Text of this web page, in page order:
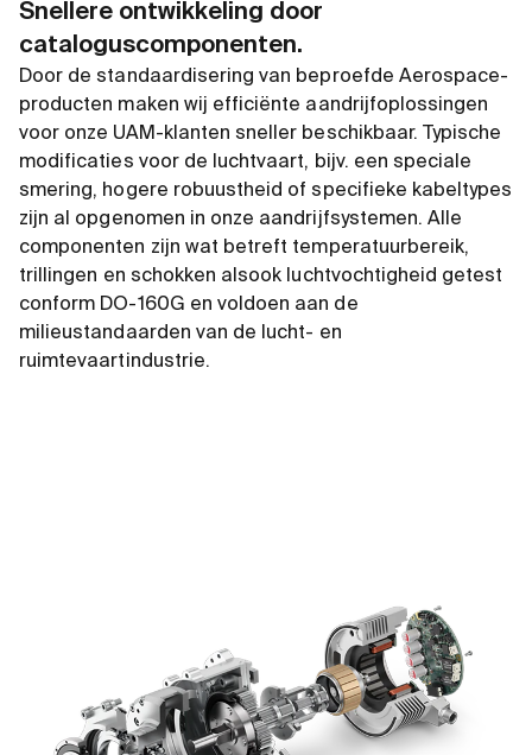
Snellere ontwikkeling door
cataloguscomponenten.
Door de standaardisering van beproefde Aerospace-
producten maken wij efficiënte aandrijfoplossingen
voor onze UAM-klanten sneller beschikbaar. Typische
modificaties voor de luchtvaart, bijv. een speciale
smering, hogere robuustheid of specifieke kabeltypes
zijn al opgenomen in onze aandrijfsystemen. Alle
componenten zijn wat betreft temperatuurbereik,
trillingen en schokken alsook luchtvochtigheid getest
conform DO-160G en voldoen aan de
milieustandaarden van de lucht- en
ruimtevaartindustrie.